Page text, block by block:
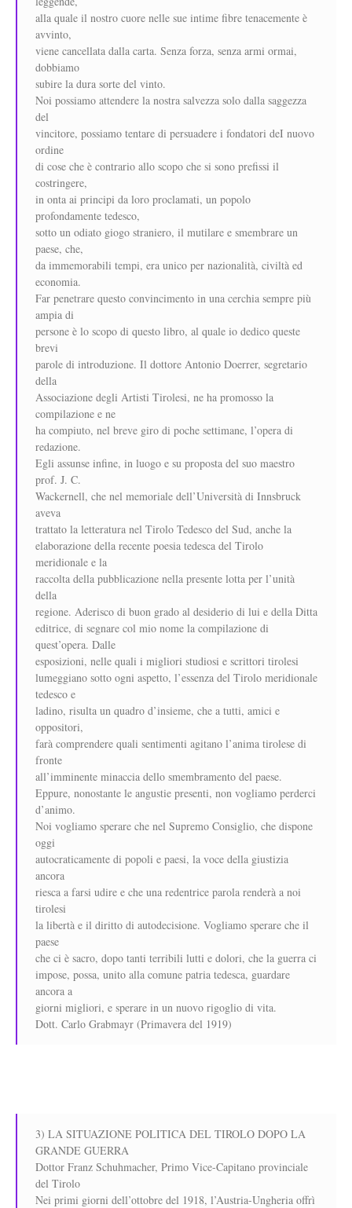
alla quale il nostro cuore nelle sue intime fibre tenacemente è
avvinto,
viene cancellata dalla carta. Senza forza, senza armi ormai,
dobbiamo
subire la dura sorte del vinto.
Noi possiamo attendere la nostra salvezza solo dalla saggezza
del
vincitore, possiamo tentare di persuadere i fondatori deI nuovo
ordine
di cose che è contrario allo scopo che si sono prefissi il
costringere,
in onta ai principi da loro proclamati, un popolo
profondamente tedesco,
sotto un odiato giogo straniero, il mutilare e smembrare un
paese, che,
da immemorabili tempi, era unico per nazionalità, civiltà ed
economia.
Far penetrare questo convincimento in una cerchia sempre più
ampia di
persone è lo scopo di questo libro, al quale io dedico queste
brevi
parole di introduzione. Il dottore Antonio Doerrer, segretario
della
Associazione degli Artisti Tirolesi, ne ha promosso la
compilazione e ne
ha compiuto, nel breve giro di poche settimane, l’opera di
redazione.
Egli assunse infine, in luogo e su proposta del suo maestro
prof. J. C.
Wackernell, che nel memoriale dell’Università di Innsbruck
aveva
trattato la letteratura nel Tirolo Tedesco del Sud, anche la
elaborazione della recente poesia tedesca del Tirolo
meridionale e la
raccolta della pubblicazione nella presente lotta per l’unità
della
regione. Aderisco di buon grado al desiderio di lui e della Ditta
editrice, di segnare col mio nome la compilazione di
quest’opera. Dalle
esposizioni, nelle quali i migliori studiosi e scrittori tirolesi
lumeggiano sotto ogni aspetto, l’essenza del Tirolo meridionale
tedesco e
ladino, risulta un quadro d’insieme, che a tutti, amici e
oppositori,
farà comprendere quali sentimenti agitano l’anima tirolese di
fronte
all’imminente minaccia dello smembramento del paese.
Eppure, nonostante le angustie presenti, non vogliamo perderci
d’animo.
Noi vogliamo sperare che nel Supremo Consiglio, che dispone
oggi
autocraticamente di popoli e paesi, la voce della giustizia
ancora
riesca a farsi udire e che una redentrice parola renderà a noi
tirolesi
la libertà e il diritto di autodecisione. Vogliamo sperare che il
paese
che ci è sacro, dopo tanti terribili lutti e dolori, che la guerra ci
impose, possa, unito alla comune patria tedesca, guardare
ancora a
giorni migliori, e sperare in un nuovo rigoglio di vita.
Dott. Carlo Grabmayr (Primavera del 1919)
3) LA SITUAZIONE POLITICA DEL TIROLO DOPO LA
GRANDE GUERRA
Dottor Franz Schuhmacher, Primo Vice-Capitano provinciale
del Tirolo
Nei primi giorni dell’ottobre del 1918, l’Austria-Ungheria offrì